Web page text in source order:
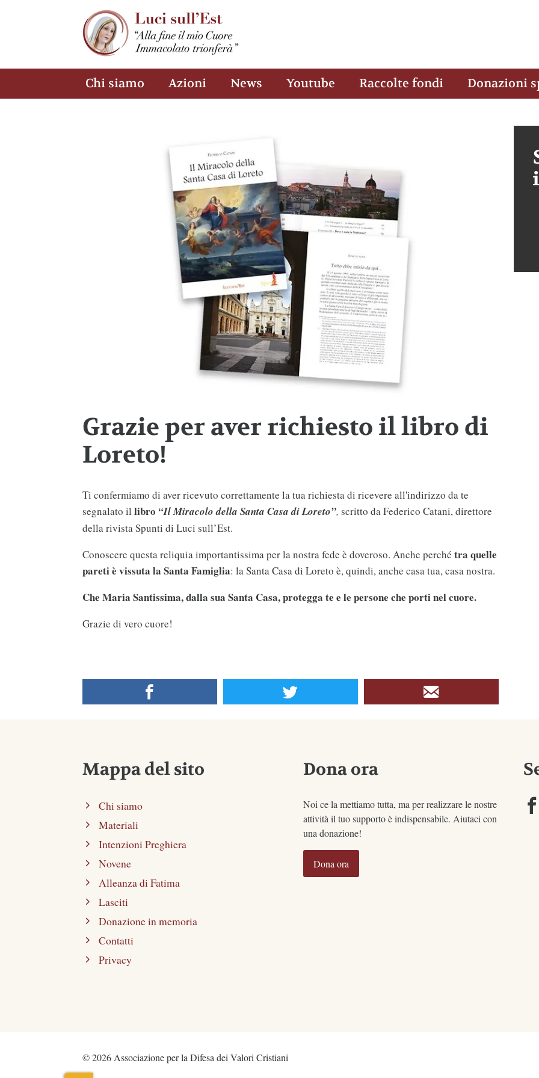
Chi siamo Azioni News Youtube Raccolte fondi Donazioni
Grazie per aver richiesto il libro di
Loreto!
Ti confermiamo di aver ricevuto correttamente la tua richiesta di ricevere all'indirizzo da te
segnalato il libro “Il Miracolo della Santa Casa di Loreto”, scritto da Federico Catani, direttore
della rivista Spunti di Luci sull’Est.
Conoscere questa reliquia importantissima per la nostra fede è doveroso. Anche perché tra quelle
pareti è vissuta la Santa Famiglia: la Santa Casa di Loreto è, quindi, anche casa tua, casa nostra.
Che Maria Santissima, dalla sua Santa Casa, protegga te e le persone che porti nel cuore.
Grazie di vero cuore!
Mappa del sito
Chi siamo
Materiali
Intenzioni Preghiera
Novene
Alleanza di Fatima
Lasciti
Donazione in memoria
Contatti
Privacy
Dona ora
Noi ce la mettiamo tutta, ma per realizzare le nostre
attività il tuo supporto è indispensabile. Aiutaci con
una donazione!
Dona ora
© 2026 Associazione per la Difesa dei Valori Cristiani